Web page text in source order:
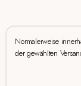
Normalerweise
der gewählten